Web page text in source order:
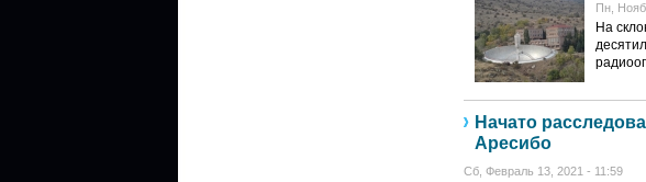
Пн,
На
Начато
Аресибо
Сб, Февраль 13, 2021 - 11:59